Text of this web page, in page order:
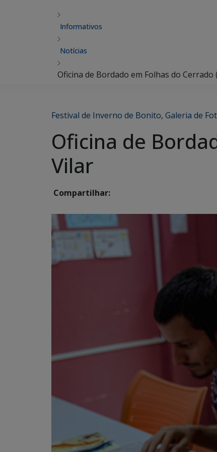
Informativos
Notícias
Oficina de Bordado em Folhas do
Festival de Inverno de Bonito, Galeria de
Oficina de
Vilar
Compartilhar: